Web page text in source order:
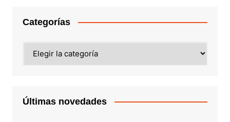
Categorías
Últimas novedades